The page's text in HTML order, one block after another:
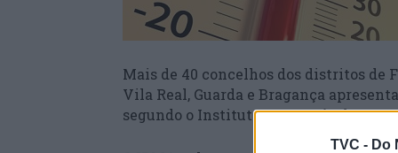
TVC - Do
Mais de 40 concelhos dos distritos de
Vila Real, Guarda e Bragança
segundo o Instituto Português do Mar